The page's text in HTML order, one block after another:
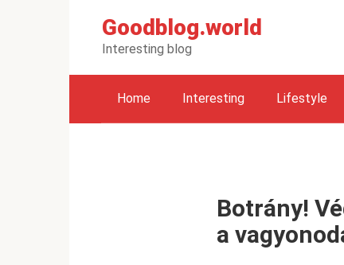
Goodblog.world
Interesting blog
Home Interesting Lifestyle
Botrány!
a